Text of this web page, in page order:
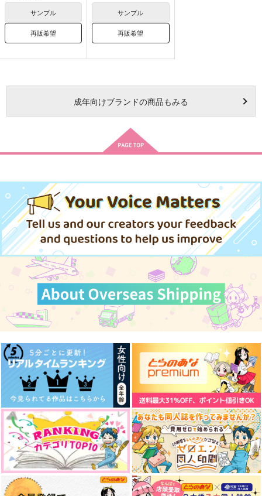
サンプル
再販希望
サンプル
再販希望
成年向けブランドの商品もみる